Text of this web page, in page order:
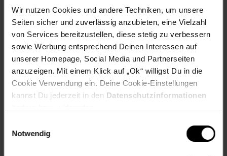
Wir nutzen Cookies und andere Techniken, um unsere
Seiten sicher und zuverlässig anzubieten, eine Vielzahl
von Services bereitzustellen, diese stetig zu verbessern
sowie Werbung entsprechend Deinen Interessen auf
unserer Homepage, Social Media und Partnerseiten
anzuzeigen. Mit einem Klick auf „Ok“ willigst Du in die
Cookie Verwendung ein. Deine Cookie-Einstellungen
kannst Du jederzeit in den Datenschutzinformationen
Notwendig
Material Rahmen: Stahlrohrrahmen
Ständer: Haupt- und Seitenständer
Nutzungsbereich: innerhalb StVZO, EU-
Betriebserlaubnis
Reflektoren: Seitenreflektoren, Heckreflektor
Spiegel: 2 Rückspiegel
Zulassung (Personen): 2 Personen
Drosselbar: Nein
Helmhaken: Ja